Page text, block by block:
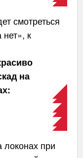
смотреться
к
на
при